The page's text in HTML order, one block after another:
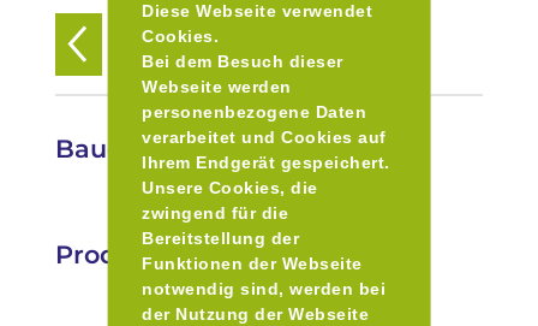
Diese Webseite verwendet
Cookies.
Bei dem Besuch dieser
Webseite werden
personenbezogene Daten
verarbeitet und Cookies auf
Ihrem Endgerät gespeichert.
Unsere Cookies, die
zwingend für die
Bereitstellung der
Funktionen der Webseite
notwendig sind, werden bei
der Nutzung der Webseite
Zurück zur Übersicht
Bauernmarkt in Donauwörth
Produkte